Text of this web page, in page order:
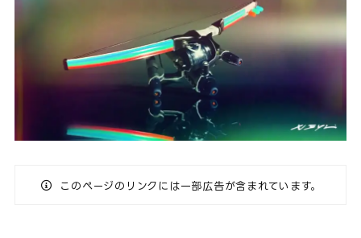
このページのリンクには一部広告が含まれています。